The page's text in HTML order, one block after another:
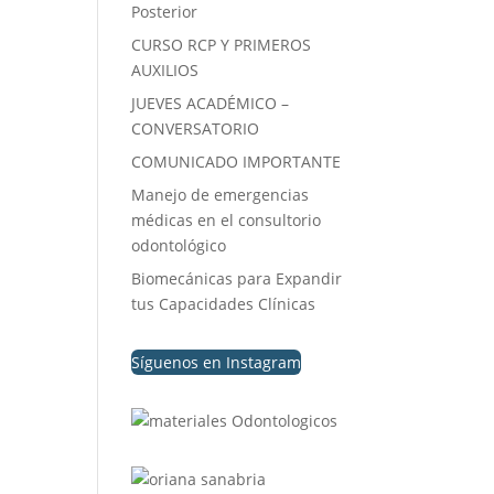
Posterior
CURSO RCP Y PRIMEROS
AUXILIOS
JUEVES ACADÉMICO –
CONVERSATORIO
COMUNICADO IMPORTANTE
Manejo de emergencias
médicas en el consultorio
odontológico
Biomecánicas para Expandir
tus Capacidades Clínicas
Síguenos en Instagram